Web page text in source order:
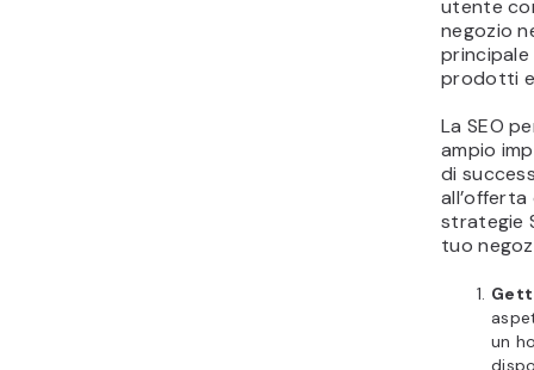
utente
negozio
prodotti
La SEO
ampio
di
strategie
tuo
un